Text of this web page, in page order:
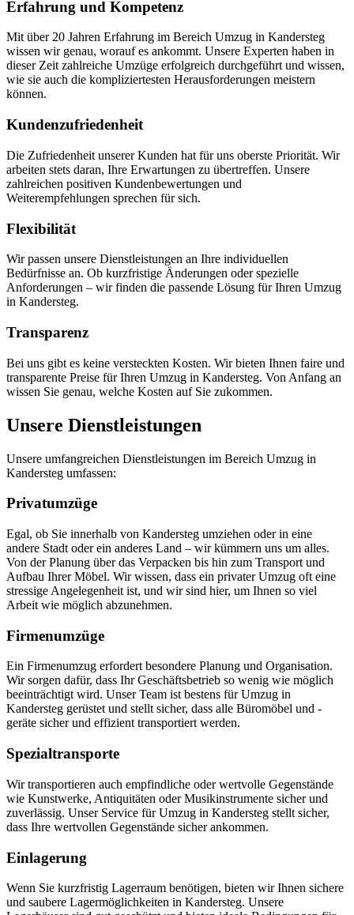
Erfahrung und Kompetenz
Mit über 20 Jahren Erfahrung im Bereich Umzug in Kandersteg
wissen wir genau, worauf es ankommt. Unsere Experten haben in
dieser Zeit zahlreiche Umzüge erfolgreich durchgeführt und wissen,
wie sie auch die kompliziertesten Herausforderungen meistern
können.
Kundenzufriedenheit
Die Zufriedenheit unserer Kunden hat für uns oberste Priorität. Wir
arbeiten stets daran, Ihre Erwartungen zu übertreffen. Unsere
zahlreichen positiven Kundenbewertungen und
Weiterempfehlungen sprechen für sich.
Flexibilität
Wir passen unsere Dienstleistungen an Ihre individuellen
Bedürfnisse an. Ob kurzfristige Änderungen oder spezielle
Anforderungen – wir finden die passende Lösung für Ihren Umzug
in Kandersteg.
Transparenz
Bei uns gibt es keine versteckten Kosten. Wir bieten Ihnen faire und
transparente Preise für Ihren Umzug in Kandersteg. Von Anfang an
wissen Sie genau, welche Kosten auf Sie zukommen.
Unsere Dienstleistungen
Unsere umfangreichen Dienstleistungen im Bereich Umzug in
Kandersteg umfassen:
Privatumzüge
Egal, ob Sie innerhalb von Kandersteg umziehen oder in eine
andere Stadt oder ein anderes Land – wir kümmern uns um alles.
Von der Planung über das Verpacken bis hin zum Transport und
Aufbau Ihrer Möbel. Wir wissen, dass ein privater Umzug oft eine
stressige Angelegenheit ist, und wir sind hier, um Ihnen so viel
Arbeit wie möglich abzunehmen.
Firmenumzüge
Ein Firmenumzug erfordert besondere Planung und Organisation.
Wir sorgen dafür, dass Ihr Geschäftsbetrieb so wenig wie möglich
beeinträchtigt wird. Unser Team ist bestens für Umzug in
Kandersteg gerüstet und stellt sicher, dass alle Büromöbel und -
geräte sicher und effizient transportiert werden.
Spezialtransporte
Wir transportieren auch empfindliche oder wertvolle Gegenstände
wie Kunstwerke, Antiquitäten oder Musikinstrumente sicher und
zuverlässig. Unser Service für Umzug in Kandersteg stellt sicher,
dass Ihre wertvollen Gegenstände sicher ankommen.
Einlagerung
Wenn Sie kurzfristig Lagerraum benötigen, bieten wir Ihnen sichere
und saubere Lagermöglichkeiten in Kandersteg. Unsere